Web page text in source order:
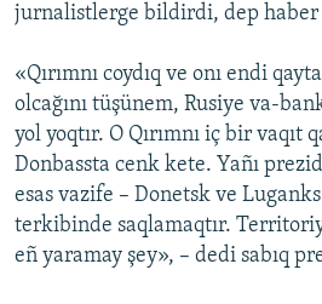
jurnalistlerge bildirdi, dep haber
«Qırımnı coydıq ve onı endi
olcağını tüşünem, Rusiye va-
yol yoqtır. O Qırımnı iç bir vaqıt
Donbassta cenk kete. Yañı
esas vazife – Donetsk ve
terkibinde saqlamaqtır.
eñ yaramay şey», – dedi sabıq